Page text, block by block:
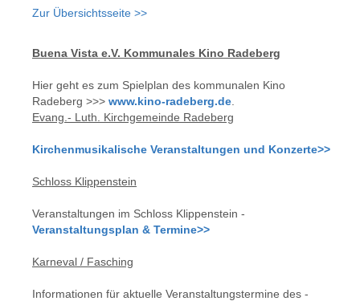
Zur Übersichtsseite >>
Buena Vista e.V. Kommunales Kino Radeberg
Hier geht es zum Spielplan des kommunalen Kino
Radeberg >>> www.kino-radeberg.de
Evang.- Luth. Kirchgemeinde Radeberg
Kirchenmusikalische Veranstaltungen und Konzerte>>
Schloss Klippenstein
Veranstaltungen im Schloss Klippenstein -
Veranstaltungsplan & Termine>>
Karneval / Fasching
Informationen für aktuelle Veranstaltungstermine des -